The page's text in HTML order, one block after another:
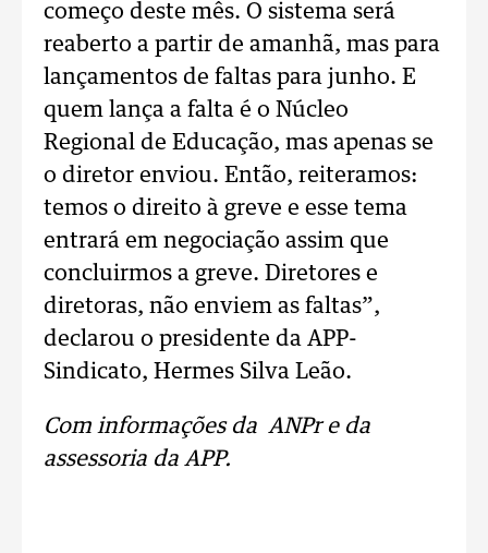
começo deste mês. O sistema será
reaberto a partir de amanhã, mas para
lançamentos de faltas para junho. E
quem lança a falta é o Núcleo
Regional de Educação, mas apenas se
o diretor enviou. Então, reiteramos:
temos o direito à greve e esse tema
entrará em negociação assim que
concluirmos a greve. Diretores e
diretoras, não enviem as faltas”,
declarou o presidente da APP-
Sindicato, Hermes Silva Leão.
Com informações da ANPr e da
assessoria da APP.